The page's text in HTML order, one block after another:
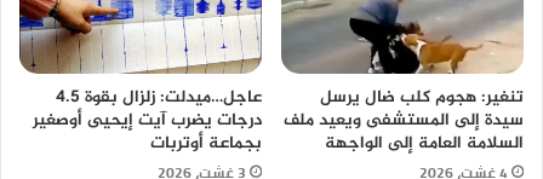
تنغير: هجوم كلب ضال يرسل
سيدة إلى المستشفى ويعيد ملف
السلامة العامة إلى الواجهة
4 غشت، 2026
عاجل…ميدلت: زلزال بقوة 4.5
درجات يضرب آيت إيحيى أوصغير
بجماعة أوتربات
3 غشت، 2026